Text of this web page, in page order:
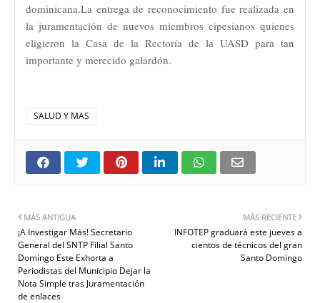
dominicana.La entrega de reconocimiento fue realizada en
la juramentación de nuevos miembros cipesianos quienes
eligieron la Casa de la Rectoría de la UASD para tan
importante y merecido galardón.
SALUD Y MAS
MÁS RECIENTE
INFOTEP graduará este jueves a
cientos de técnicos del gran
Santo Domingo
MÁS ANTIGUA
¡A Investigar Más! Secretario
General del SNTP Filial Santo
Domingo Este Exhorta a
Periodistas del Municipio Dejar la
Nota Simple tras Juramentación
de enlaces